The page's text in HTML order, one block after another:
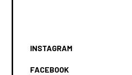
INSTAGRAM
FACEBOOK